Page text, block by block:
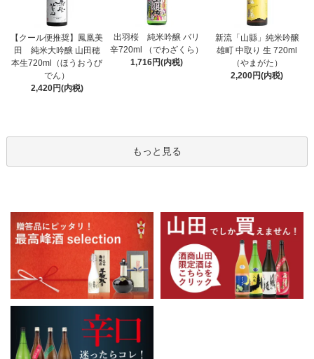
【クール便推奨】鳳凰美
田 純米大吟醸 山田穂
本生720ml（ほうおうび
でん）
2,420円(内税)
出羽桜 純米吟醸 バリ
辛720ml （でわざくら）
1,716円(内税)
新流「山縣」純米吟醸
雄町 中取り 生 720ml
（やまがた）
2,200円(内税)
もっと見る